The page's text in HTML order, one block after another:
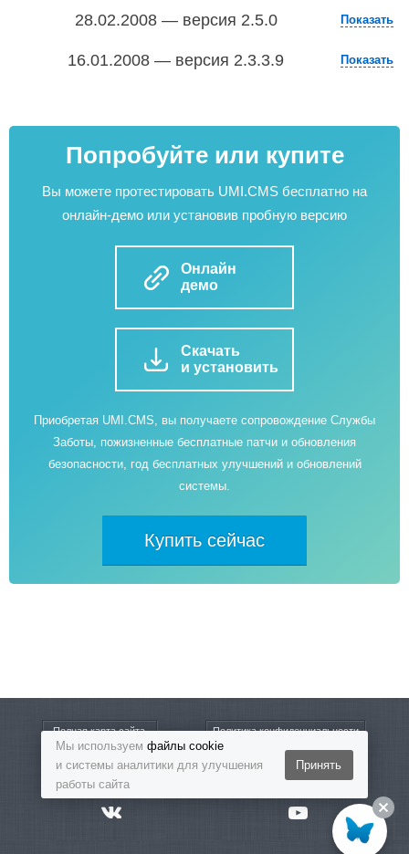
28.02.2008 — версия 2.5.0 Показать
16.01.2008 — версия 2.3.3.9 Показать
Попробуйте или купите
Вы можете протестировать UMI.CMS бесплатно на
онлайн-демо или установив пробную версию
Онлайн
демо
Скачать
и установить
Приобретая UMI.CMS, вы получаете сопровождение Службы
Заботы, пожизненные бесплатные патчи и обновления
безопасности, год бесплатных улучшений и обновлений
системы.
Купить сейчас
Полная карта сайта Политика конфиденциальности
Бесплатный звонок 8-800-5555-864
Мы используем файлы cookie
и системы аналитики для улучшения
работы сайта
Принять